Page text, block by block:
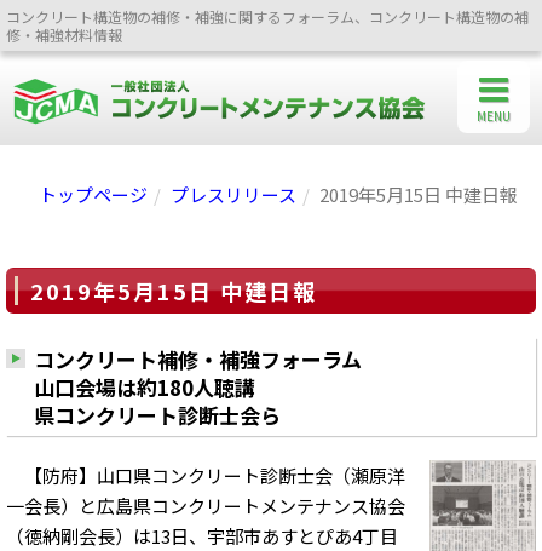
コンクリート構造物の補修・補強に関するフォーラム、コンクリート構造物の補
修・補強材料情報
トップページ プレスリリース 2019年5月15日 中建日報
2019年5月15日 中建日報
コンクリート補修・補強フォーラム
山口会場は約180人聴講
県コンクリート診断士会ら
【防府】山口県コンクリート診断士会（瀬原洋
一会長）と広島県コンクリートメンテナンス協会
（徳納剛会長）は13日、宇部市あすとぴあ4丁目
MENU